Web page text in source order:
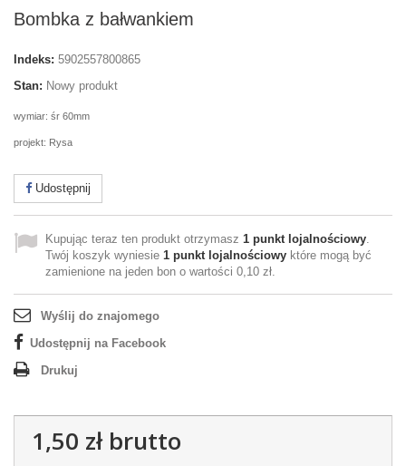
Bombka z bałwankiem
Indeks: 5902557800865
Stan: Nowy produkt
wymiar: śr 60mm
projekt: Rysa
Udostępnij
Kupując teraz ten produkt otrzymasz 1 punkt lojalnościowy.
Twój koszyk wyniesie 1 punkt lojalnościowy które mogą być
zamienione na jeden bon o wartości 0,10 zł.
Wyślij do znajomego
Udostępnij na Facebook
Drukuj
1,50 złbrutto